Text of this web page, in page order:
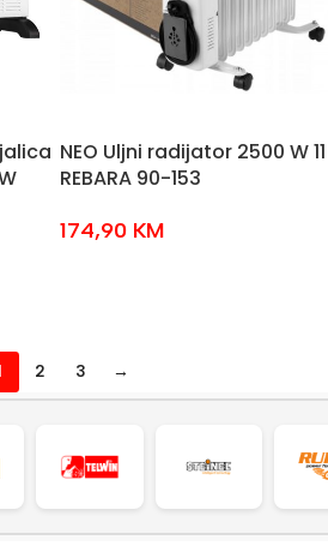
NEO Uljni radijator 2500 W 11
REBARA 90-153
174,90 KM
2 3 →